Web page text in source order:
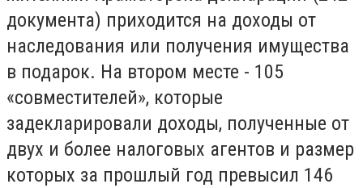
документа) приходится на доходы от
наследования или получения имущества
в подарок. На втором месте - 105
«совместителей», которые
задекларировали доходы, полученные от
двух и более налоговых агентов и размер
которых за прошлый год превысил 146